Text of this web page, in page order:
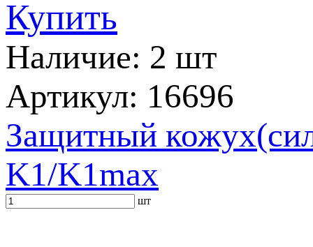
Купить
Наличие: 2 шт
Артикул: 16696
Защитный
K1/K1max
шт